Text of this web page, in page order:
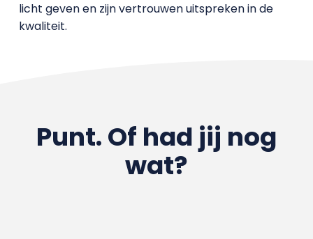
licht geven en zijn vertrouwen uitspreken in de
kwaliteit.
Punt. Of had jij nog
wat?